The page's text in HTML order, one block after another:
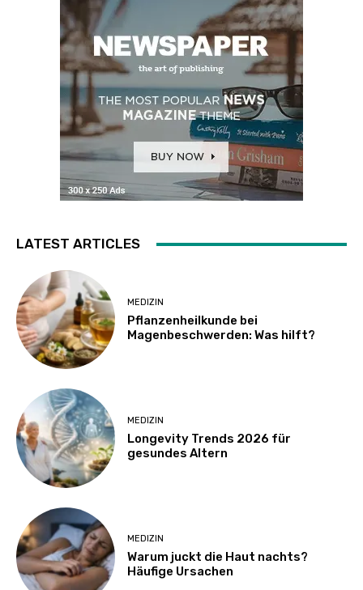
LATEST ARTICLES
MEDIZIN
Pflanzenheilkunde bei
Magenbeschwerden: Was hilft?
MEDIZIN
Longevity Trends 2026 für
gesundes Altern
MEDIZIN
Warum juckt die Haut nachts?
Häufige Ursachen